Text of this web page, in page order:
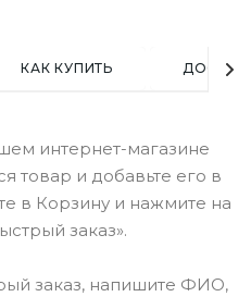
КАК КУПИТЬ
интернет-магазине
товар и добавьте его в
в Корзину и нажмите на
заказ».
заказ, напишите ФИО,